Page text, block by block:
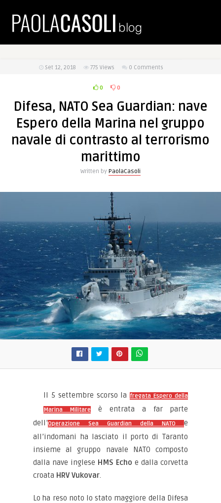
Set 12, 2018 775 Views 0 Comments
0 0
Difesa, NATO Sea Guardian: nave
Espero della Marina nel gruppo
navale di contrasto al terrorismo
marittimo
Written by PaolaCasoli
Il 5 settembre scorso lafregata Espero della
Marina Militare
è entrata a far parte
dell’Operazione Sea Guardian della NATO
e
all’indomani ha lasciato il porto di Taranto
insieme al gruppo navale NATO composto
dalla nave inglese HMS Echo e dalla corvetta
croata HRV Vukovar.
Lo ha reso noto lo stato maggiore della Difesa